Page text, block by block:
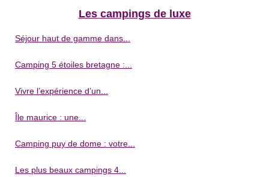
Les campings de luxe
Séjour haut de gamme dans...
Camping 5 étoiles bretagne :...
Vivre l’expérience d’un...
Île maurice : une...
Camping puy de dome : votre...
Les plus beaux campings 4...